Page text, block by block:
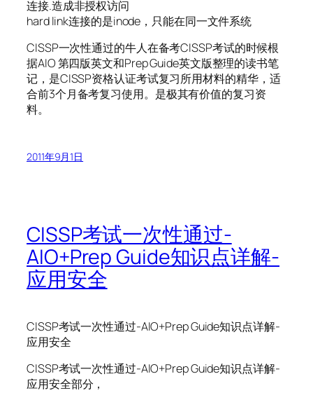
连接.造成非授权访问
hard link连接的是inode，只能在同一文件系统
CISSP一次性通过的牛人在备考CISSP考试的时候根
据AIO 第四版英文和Prep Guide英文版整理的读书笔
记，是CISSP资格认证考试复习所用材料的精华，适
合前3个月备考复习使用。是极其有价值的复习资
料。
2011年9月1日
CISSP考试一次性通过-
AIO+Prep Guide知识点详解-
应用安全
CISSP考试一次性通过-AIO+Prep Guide知识点详解-
应用安全
CISSP考试一次性通过-AIO+Prep Guide知识点详解-
应用安全部分，